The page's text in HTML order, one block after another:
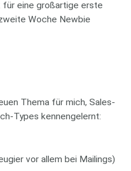
eine großartige erste
Woche Newbie
Thema für mich, Sales-
Types kennengelernt:
vor allem bei Mailings)